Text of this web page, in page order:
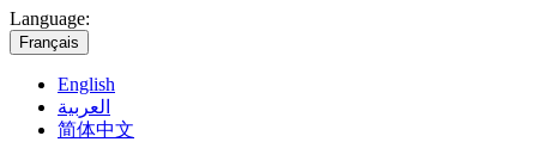
Language:
Français
English
العربية
简体中文